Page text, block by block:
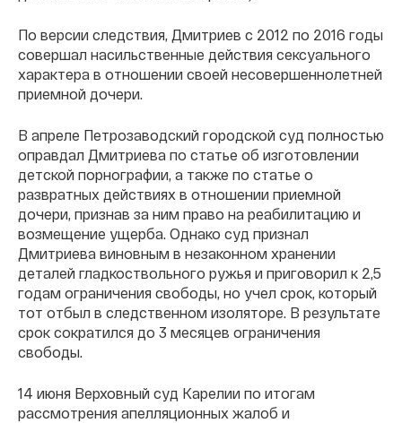
По версии следствия, Дмитриев с 2012 по 2016 годы
совершал насильственные действия сексуального
характера в отношении своей несовершеннолетней
приемной дочери.
В апреле Петрозаводский городской суд полностью
оправдал Дмитриева по статье об изготовлении
детской порнографии, а также по статье о
развратных действиях в отношении приемной
дочери, признав за ним право на реабилитацию и
возмещение ущерба. Однако суд признал
Дмитриева виновным в незаконном хранении
деталей гладкоствольного ружья и приговорил к 2,5
годам ограничения свободы, но учел срок, который
тот отбыл в следственном изоляторе. В результате
срок сократился до 3 месяцев ограничения
свободы.
14 июня Верховный суд Карелии по итогам
рассмотрения апелляционных жалоб и